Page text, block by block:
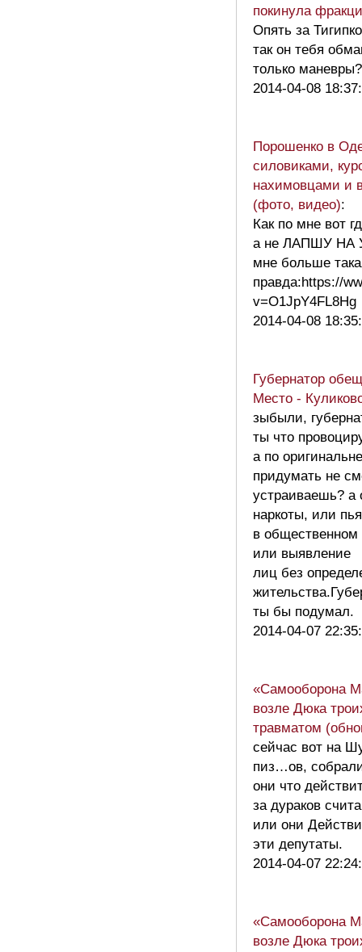
покинула
Опять за
так он тебя
только
2014-04-08
Порошенко в
силовиками,
нахимовцами и
(фото, видео):
Как по мне вот
а не ЛАПШУ
мне больше
правда:https://
2014-04-08
Губернатор
Место -
зыбыли,
ты что
а по
придумать не
устраиваешь? а
наркоты, или
в общественном
или выявление
лиц без
ты бы подумал.
2014-04-07
«Самооборона
возле Дюка
травматом
сейчас вот на
пиз…ов,
они что
за дураков
или они
эти депутаты.
2014-04-07
«Самооборона
возле Дюка